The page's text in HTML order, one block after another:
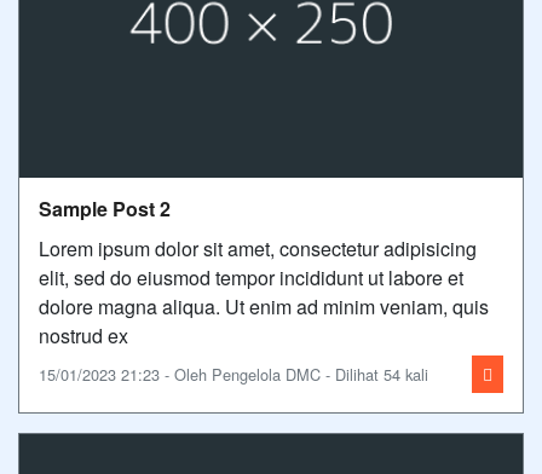
Sample Post 2
Lorem ipsum dolor sit amet, consectetur adipisicing
elit, sed do eiusmod tempor incididunt ut labore et
dolore magna aliqua. Ut enim ad minim veniam, quis
nostrud ex
15/01/2023 21:23 - Oleh Pengelola DMC - Dilihat 54 kali